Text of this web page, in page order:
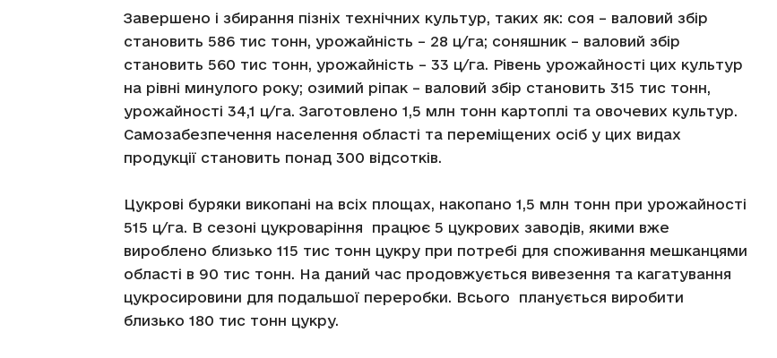
Завершено і збирання пізніх технічних культур, таких як: соя – валовий збір
становить 586 тис тонн, урожайність – 28 ц/га; соняшник – валовий збір
становить 560 тис тонн, урожайність – 33 ц/га. Рівень урожайності цих культур
на рівні минулого року; озимий ріпак – валовий збір становить 315 тис тонн,
урожайності 34,1 ц/га. Заготовлено 1,5 млн тонн картоплі та овочевих культур.
Самозабезпечення населення області та переміщених осіб у цих видах
продукції становить понад 300 відсотків.
Цукрові буряки викопані на всіх площах, накопано 1,5 млн тонн при урожайності
515 ц/га. В сезоні цукроваріння працює 5 цукрових заводів, якими вже
вироблено близько 115 тис тонн цукру при потребі для споживання мешканцями
області в 90 тис тонн. На даний час продовжується вивезення та кагатування
цукросировини для подальшої переробки. Всього планується виробити
близько 180 тис тонн цукру.